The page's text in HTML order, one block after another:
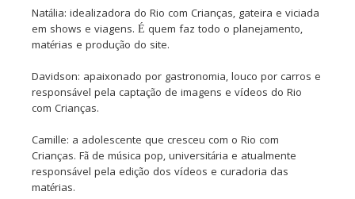
Natália: idealizadora do Rio com Crianças, gateira e viciada
em shows e viagens. É quem faz todo o planejamento,
matérias e produção do site.
Davidson: apaixonado por gastronomia, louco por carros e
responsável pela captação de imagens e vídeos do Rio
com Crianças.
Camille: a adolescente que cresceu com o Rio com
Crianças. Fã de música pop, universitária e atualmente
responsável pela edição dos vídeos e curadoria das
matérias.